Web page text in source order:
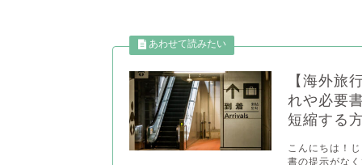
【海外旅
れや必要
短縮する
こんにちは！
書の提示がな